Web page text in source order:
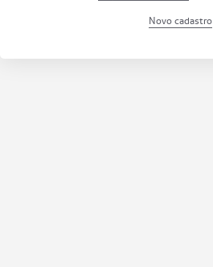
Novo cadastro